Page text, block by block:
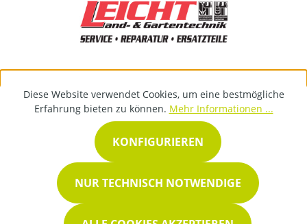
Diese Website verwendet Cookies, um eine bestmögliche
Erfahrung bieten zu können. Mehr Informationen ...
NUR TECHNISCH NOTWENDIGE
KONFIGURIEREN